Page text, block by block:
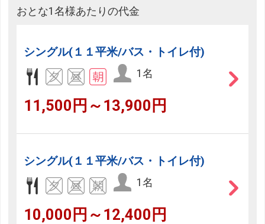
おとな1名様あたりの代金
シングル(１１平米/バス・トイレ付)
1名
11,500円～13,900円
シングル(１１平米/バス・トイレ付)
1名
10,000円～12,400円